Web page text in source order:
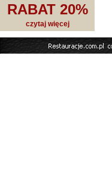
RABAT 20%
czytaj więcej